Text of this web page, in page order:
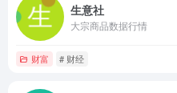
生意社
大宗商品数据行情
财富 # 财经